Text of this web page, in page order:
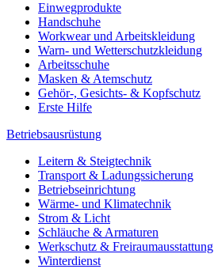
Einwegprodukte
Handschuhe
Workwear und Arbeitskleidung
Warn- und Wetterschutzkleidung
Arbeitsschuhe
Masken & Atemschutz
Gehör-, Gesichts- & Kopfschutz
Erste Hilfe
Betriebsausrüstung
Leitern & Steigtechnik
Transport & Ladungssicherung
Betriebseinrichtung
Wärme- und Klimatechnik
Strom & Licht
Schläuche & Armaturen
Werkschutz & Freiraumausstattung
Winterdienst